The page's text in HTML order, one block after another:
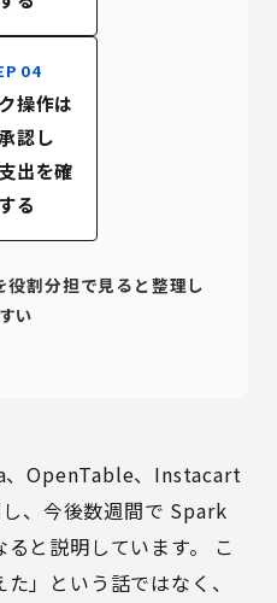
04
操作は
認し
出を確
る
割分担で見ると整理し
い
、OpenTable、Instacart
、今後数週間で Spark
と説明しています。 こ
」という話ではなく、